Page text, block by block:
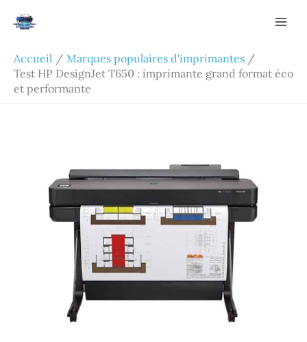
Accueil
Marques populaires d'imprimantes
Test HP DesignJet T650 : imprimante grand format éco
et performante
Rechercher